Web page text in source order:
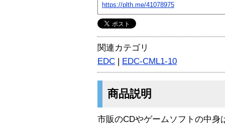
https://plth.me/41078975
関連カテゴリ
EDC | EDC-CML1-10
商品説明
市販のCDやゲームソフトの中